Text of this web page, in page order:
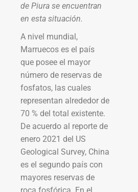
de Piura se encuentran
en esta situación.
A nivel mundial,
Marruecos es el país
que posee el mayor
número de reservas de
fosfatos, las cuales
representan alrededor de
70 % del total existente.
De acuerdo al reporte de
enero 2021 del US
Geological Survey, China
es el segundo país con
mayores reservas de
roca fosfórica. En el